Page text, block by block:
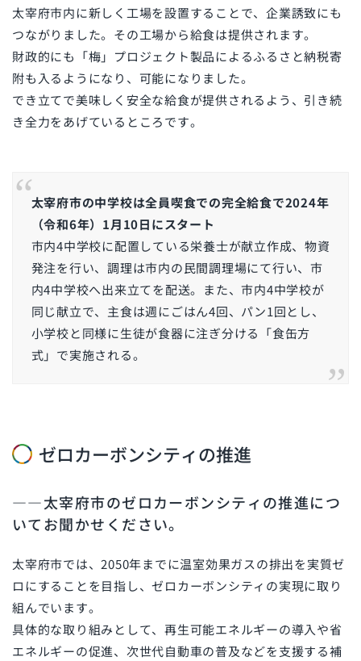
太宰府市内に新しく工場を設置することで、企業誘致にも
つながりました。その工場から給食は提供されます。
財政的にも「梅」プロジェクト製品によるふるさと納税寄
附も入るようになり、可能になりました。
でき立てで美味しく安全な給食が提供されるよう、引き続
き全力をあげているところです。
太宰府市の中学校は全員喫食での完全給食で2024年
（令和6年）1月10日にスタート
市内4中学校に配置している栄養士が献立作成、物資
発注を行い、調理は市内の民間調理場にて行い、市
内4中学校へ出来立てを配送。また、市内4中学校が
同じ献立で、主食は週にごはん4回、パン1回とし、
小学校と同様に生徒が食器に注ぎ分ける「食缶方
式」で実施される。
ゼロカーボンシティの推進
――太宰府市のゼロカーボンシティの推進につ
いてお聞かせください。
太宰府市では、2050年までに温室効果ガスの排出を実質ゼ
ロにすることを目指し、ゼロカーボンシティの実現に取り
組んでいます。
具体的な取り組みとして、再生可能エネルギーの導入や省
エネルギーの促進、次世代自動車の普及などを支援する補